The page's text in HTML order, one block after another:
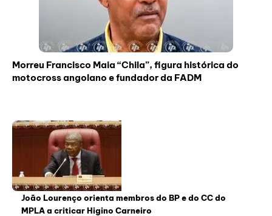
Morreu Francisco Maia “Chila”, figura histórica do
motocross angolano e fundador da FADM
João Lourenço orienta membros do BP e do CC do
MPLA a criticar Higino Carneiro